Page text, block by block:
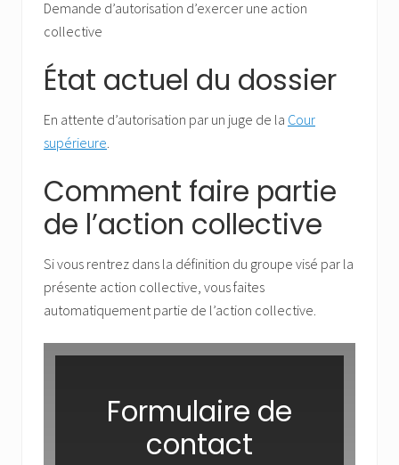
Demande d’autorisation d’exercer une action
collective
État actuel du dossier
En attente d’autorisation par un juge de la Cour
supérieure.
Comment faire partie
de l’action collective
Si vous rentrez dans la définition du groupe visé par la
présente action collective, vous faites
automatiquement partie de l’action collective.
Formulaire de
contact